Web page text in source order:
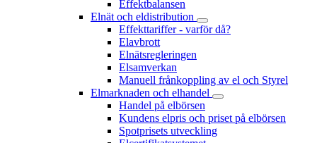
Effektbalansen
Elnät och eldistribution
Effekttariffer - varför då?
Elavbrott
Elnätsregleringen
Elsamverkan
Manuell frånkoppling av el och Styrel
Elmarknaden och elhandel
Handel på elbörsen
Kundens elpris och priset på elbörsen
Spotprisets utveckling